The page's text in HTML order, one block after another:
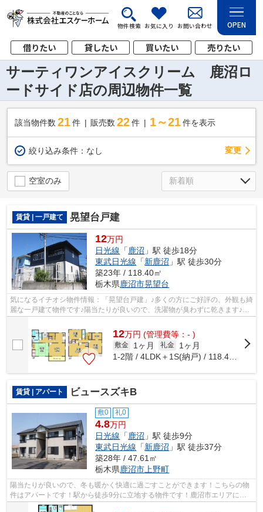
物件検索 お気に入り お問い合わせ OPEN
借りたい 貸したい 買いたい 売りたい
サーティワンアイスクリーム 鹿沼ロ
ードサイド店の周辺物件一覧
該当物件数 21件 販売数 22 件 1～21 件を表示
絞り込み条件： なし 変更
空室のみ
賃貸 | 一戸建て 晃望台戸建
12万円
日光線 「 鹿沼 」駅 徒歩18分
東武日光線 「新鹿沼 」駅 徒歩30分
築23年 / 118.40㎡
栃木県鹿沼市晃望台
気になるイチオシ物件情報：「晃望台戸建」♪多くの方にご好評の、外観も綺
麗な一戸建て物件です♪陽当たりが良いので、洗濯物が臭わずに乾きます♪物
12万円 (管理費等：- )
敷金 1ヶ月 礼金
1ヶ月
賃貸 | アパート ビュースズキB
敷0 礼0
4.8万円
日光線 「 鹿沼 」駅 徒歩9分
東武日光線 「新鹿沼 」駅 徒歩37分
築28年 / 47.61㎡
栃木県鹿沼市 上野町
陽当たりが良いので、冬も暖かく快適に過ごすことができます！こちらの物
件はアパートです！駅から徒歩9分に立地する物件です！鹿沼市エリアに詳
しい当社なら、日光線鹿沼の近くにある...